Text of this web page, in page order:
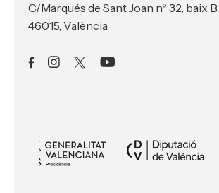
C/Marqués de Sant Joan nº 32, baix B,
46015, València